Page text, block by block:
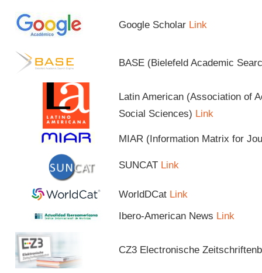
Google Scholar Link
BASE (Bielefeld Academic
Latin American (Association of
Social Sciences) Link
MIAR (Information Matrix for
SUNCAT Link
WorldDCat Link
Ibero-American News Link
CZ3 Electronische